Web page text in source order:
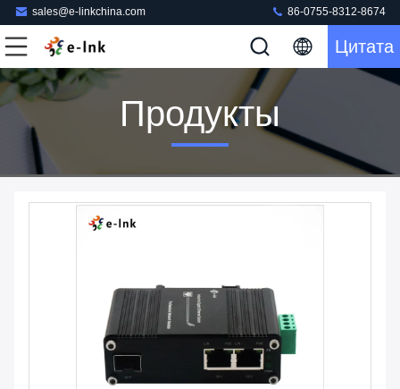
sales@e-linkchina.com 86-0755-8312-8674
Цитата
Продукты